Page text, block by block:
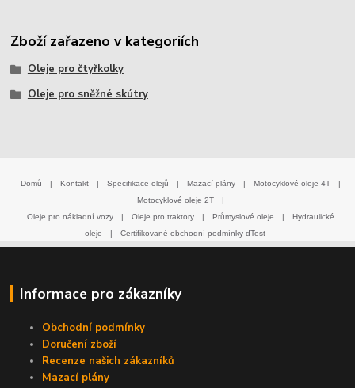
Zboží zařazeno v kategoriích
Oleje pro čtyřkolky
Oleje pro sněžné skútry
Domů | Kontakt | Specifikace olejů | Mazací plány | Motocyklové oleje 4T
|
Motocyklové oleje 2T
|
Oleje pro nákladní vozy
| Oleje pro traktory | Průmyslové oleje |
Hydraulické
oleje
| Certifikované obchodní podmínky dTest
Informace pro zákazníky
Obchodní podmínky
Doručení zboží
Recenze našich zákazníků
Mazací plány